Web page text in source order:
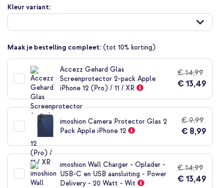
Ga
naar
begin
van
de
afbeeldingen-
Kleur variant:
Maak je bestelling compleet: (tot 10% korting)
Accezz Gehard Glas
Screenprotector 2-pack Apple
iPhone 12 (Pro) / 11 / XR
€ 14,99
€ 13,49
imoshion Camera Protector Glas 2
Pack Apple iPhone 12
€ 9,99
€ 8,99
imoshion Wall Charger - Oplader -
USB-C en USB aansluiting - Power
Delivery - 20 Watt - Wit
€ 14,99
€ 13,49